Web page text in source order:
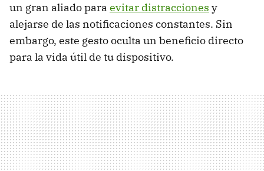
un gran aliado para evitar distracciones y
alejarse de las notificaciones constantes. Sin
embargo, este gesto oculta un beneficio directo
para la vida útil de tu dispositivo.